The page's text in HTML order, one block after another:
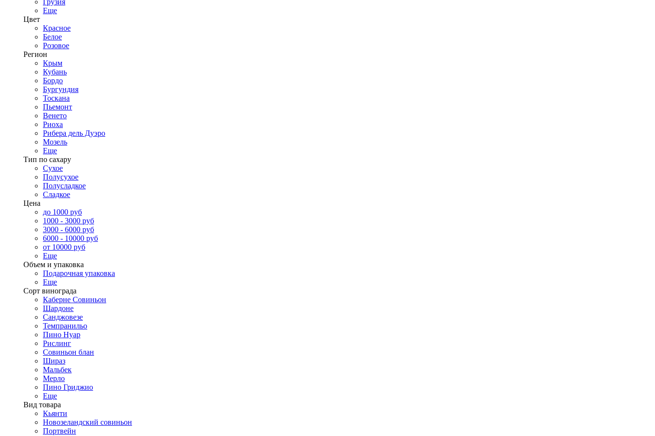
Грузия
Еще
Цвет
Красное
Белое
Розовое
Регион
Крым
Кубань
Бордо
Бургундия
Тоскана
Пьемонт
Венето
Риоха
Рибера дель Дуэро
Мозель
Еще
Тип по сахару
Сухое
Полусухое
Полусладкое
Сладкое
Цена
до 1000 руб
1000 - 3000 руб
3000 - 6000 руб
6000 - 10000 руб
от 10000 руб
Еще
Объем и упаковка
Подарочная упаковка
Еще
Сорт винограда
Каберне Совиньон
Шардоне
Санджовезе
Темпранильо
Пино Нуар
Рислинг
Совиньон блан
Шираз
Мальбек
Мерло
Пино Гриджио
Еще
Вид товара
Кьянти
Новозеландский совиньон
Портвейн